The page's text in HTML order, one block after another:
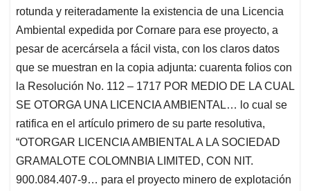
rotunda y reiteradamente la existencia de una Licencia
Ambiental expedida por Cornare para ese proyecto, a
pesar de acercársela a fácil vista, con los claros datos
que se muestran en la copia adjunta: cuarenta folios con
la Resolución No. 112 – 1717 POR MEDIO DE LA CUAL
SE OTORGA UNA LICENCIA AMBIENTAL… lo cual se
ratifica en el artículo primero de su parte resolutiva,
“OTORGAR LICENCIA AMBIENTAL A LA SOCIEDAD
GRAMALOTE COLOMNBIA LIMITED, CON NIT.
900.084.407-9… para el proyecto minero de explotación